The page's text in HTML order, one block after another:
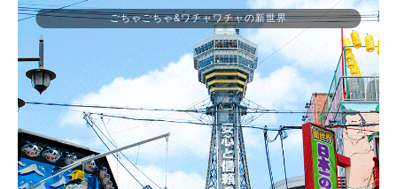
ごちゃごちゃ&ワチャワチャの新世界